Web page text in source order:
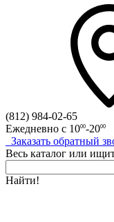
(812) 984-02-65
Ежедневно с 1000-2000
Заказать обратный
Весь каталог или
Найти!